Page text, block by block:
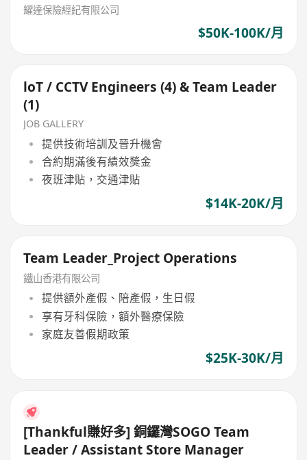
耀達保險經紀有限公司
$50K-100K/月
loT / CCTV Engineers (4) & Team Leader
(1)
JOB GALLERY
提供技術培訓及晉升機會
合約期滿後有績效獎金
夜班津貼，交通津貼
$14K-20K/月
Team Leader_Project Operations
鐵山香港有限公司
提供額外產假、陪產假，生日假
享有牙科保險，額外醫療保險
家庭友善假期政策
$25K-30K/月
[Thankful賺好多] 銅鑼灣SOGO Team
Leader / Assistant Store Manager